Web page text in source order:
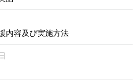
内容及び実施方法